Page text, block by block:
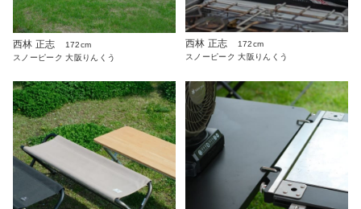
西林 正志
172cm
スノーピーク 大阪りんくう
西林 正志
172cm
スノーピーク 大阪りんくう